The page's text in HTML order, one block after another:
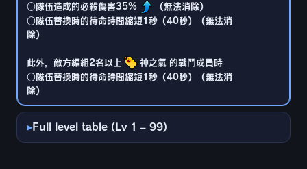
○隊伍替換時的待命時間縮短1秒（35秒）（無法消
除）
○隊伍造成的必殺傷害35%
（無法消除）
○隊伍替換時的待命時間縮短1秒（40秒）（無法消
除）
此外，敵方編組2名以上
神之氣 的戰鬥成員時
○隊伍替換時的待命時間縮短1秒（40秒）（無法消
除）
Full level table (Lv 1 – 99)